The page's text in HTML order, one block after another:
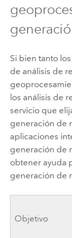
Si bien tanto
de análisis de
los análisis de
servicio que
generación de
aplicaciones
generación de
obtener ayuda
generación de
Objetivo